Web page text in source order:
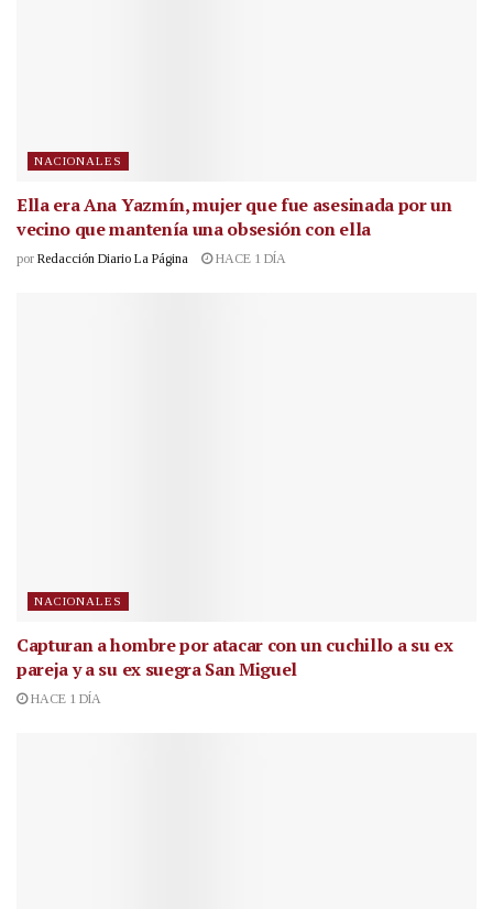
NACIONALES
Ella era Ana Yazmín, mujer que fue asesinada por un
vecino que mantenía una obsesión con ella
por Redacción Diario La Página HACE 1 DÍA
NACIONALES
Capturan a hombre por atacar con un cuchillo a su ex
pareja y a su ex suegra San Miguel
HACE 1 DÍA